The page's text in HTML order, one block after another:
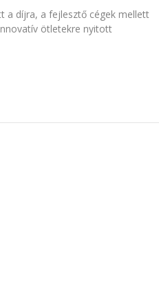
a díjra, a fejlesztő cégek mellett
ötletekre nyitott